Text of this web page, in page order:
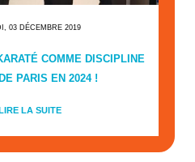
03 DÉCEMBRE 2019
COMME DISCIPLINE
PARIS EN 2024 !
LA SUITE